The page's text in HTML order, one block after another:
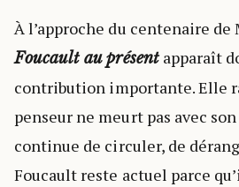
À l’approche du centenaire
Foucault au présentapparaît
contribution importante. Elle
penseur ne meurt pas avec
continue de circuler, de
Foucault reste actuel parce